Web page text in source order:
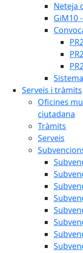
Neteja
GiM10
Serveis i tràmits
Oficines
ciutadana
Tràmits
Serveis